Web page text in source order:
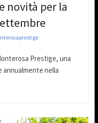
novità per la
Prestige, una
annualmente nella